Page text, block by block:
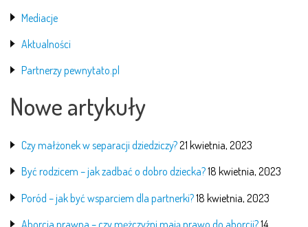
Mediacje
Aktualności
Partnerzy pewnytato.pl
Nowe artykuły
Czy małżonek w separacji dziedziczy?21 kwietnia, 2023
Być rodzicem – jak zadbać o dobro dziecka?18 kwietnia, 2023
Poród – jak być wsparciem dla partnerki?18 kwietnia, 2023
Aborcja prawna – czy mężczyźni mają prawo do aborcji?14